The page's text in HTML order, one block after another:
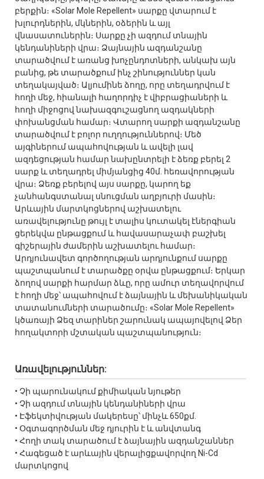
բերքին։ «Solar Mole Repellent» սարքը վտարում է
խլուրդներին, մկներին, օձերին և այլ
վնասատուներին։ Սարքը չի ազդում տնային
կենդանիների վրա։ Ձայնային ազդանշանը
տարածվում է առանց խոչընդոտների, անկախ այն
բանից, թե տարածքում ինչ շինություններ կան
տեղակայված։ Ալյումինե ձողը, որը տեղադրվում է
հողի մեջ, հիանալի հաղորդիչ է վիբրացիաների և
հողի միջոցով նախազգուշացնող ազդակների
փոխանցման համար։ Վտարող սարքի ազդանշանը
տարածվում է բոլոր ուղղություններով։ Մեծ
այգիներում ապահովության և ավելի լավ
ազդեցության համար նախընտրելի է ձեռք բերել 2
սարք և տեղադրել միմյանցից 40մ. հեռավորության
վրա։ Ձեռք բերելով այս սարքը, կարող եք
չանհանգստանալ սնուցման աղբյուրի մասին։
Արևային մարտկոցներով աշխատելու
առավելությունը թույլ է տալիս կուտակել էներգիան
ցերեկվա ընթացքում և հավասարաչափ բաշխել
գիշերային ժամերին աշխատելու համար։
Արդյունավետ գործողության արդյունքում սարքը
պաշտպանում է տարածքը օրվա ընթացքում։ Երկար
ձողով սարքի հարմար ձևը, որը ամուր տեղավորվում
է հողի մեջ՝ ապահովում է ձայնային և մեխանիկական
տատանումների տարածումը։ «Solar Mole Repellent»
կծառայի Ձեզ տարիներ շարունակ ապայովելով Ձեր
հողակտորի մշտական պաշտպանություն։
Առավելություններ:
• Չի պարունակում քիմիական նյութեր
• Չի ազդում տնային կենդանիների վրա
• Էֆեկտիվության մակերեսը՝ մինչև 650քմ.
• Օգտագործման մեջ դյուրին է և անվտանգ
• Հողի տակ տարածում է ձայնային ազդանշաններ
• Հագեցած է արևային վերալիցքավորվող Ni-Cd
մարտկոցով